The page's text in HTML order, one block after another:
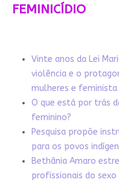
FEMINICÍDIO
Vinte anos da Lei
violência e o
mulheres e feminista
O que está por trás
feminino?
Pesquisa propõe
para os povos
Bethânia Amaro
profissionais do sexo